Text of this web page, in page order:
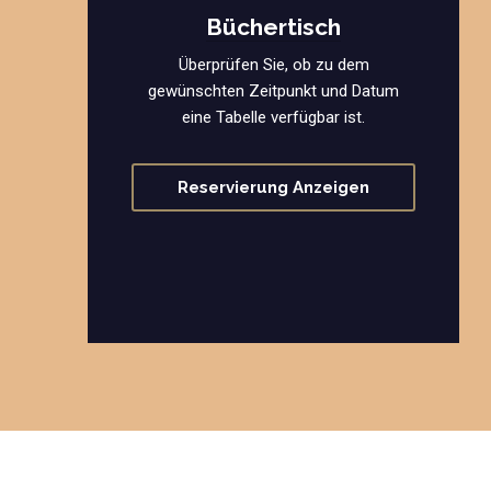
Büchertisch
Überprüfen Sie, ob zu dem
gewünschten Zeitpunkt und Datum
eine Tabelle verfügbar ist.
Reservierung Anzeigen